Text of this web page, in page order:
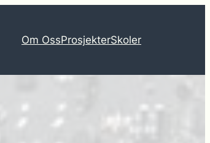
Om OssProsjekterSkoler